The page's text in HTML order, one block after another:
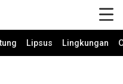
Lipsus Lingkungan